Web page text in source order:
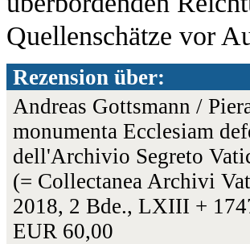
Quellenschätze vor
Rezension über:
Andreas Gottsmann /
monumenta Ecclesiam
dell'Archivio Segreto
(= Collectanea Archivi
2018, 2 Bde., LXIII +
EUR 60,00